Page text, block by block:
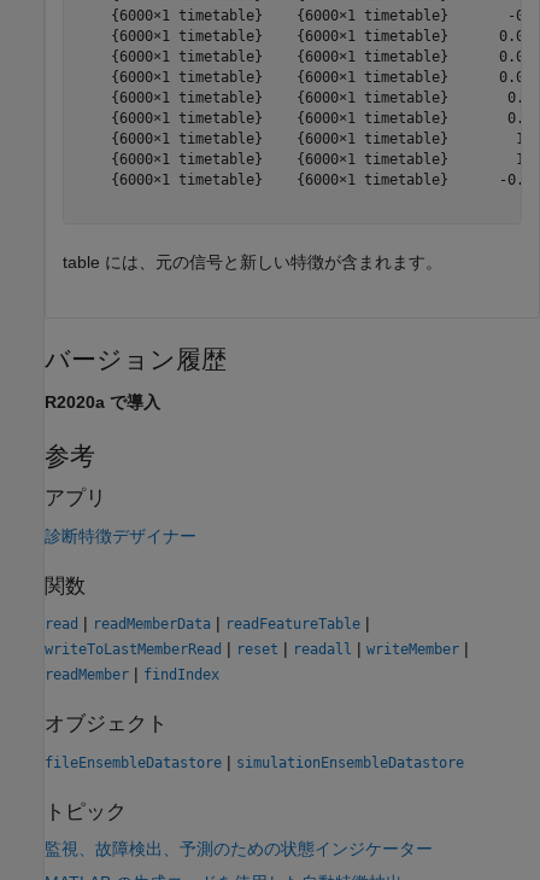
{6000×1 timetable}    {6000×1 timetable}
{6000×1 timetable}    {6000×1 timetable}
{6000×1 timetable}    {6000×1 timetable}
{6000×1 timetable}    {6000×1 timetable}
{6000×1 timetable}    {6000×1 timetable}
{6000×1 timetable}    {6000×1 timetable}
{6000×1 timetable}    {6000×1 timetable}
{6000×1 timetable}    {6000×1 timetable}
{6000×1 timetable}    {6000×1 timetable}      -
table には、元の信号と新しい特徴が含まれます。
バージョン履歴
R2020a で導入
参考
アプリ
診断特徴デザイナー
関数
read | readMemberData | readFeatureTable |
writeToLastMemberRead | reset | readall | writeMember |
readMember | findIndex
オブジェクト
fileEnsembleDatastore | simulationEnsembleDatastore
トピック
監視、故障検出、予測のための状態インジケーター